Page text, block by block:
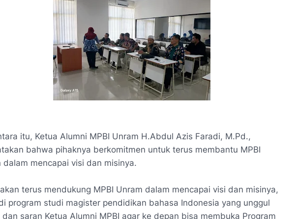
itu, Ketua Alumni MPBI Unram H.Abdul Azis Faradi, M.Pd.,
bahwa pihaknya berkomitmen untuk terus membantu MPBI
dalam mencapai visi dan misinya.
terus mendukung MPBI Unram dalam mencapai visi dan misinya,
program studi magister pendidikan bahasa Indonesia yang unggul
dan saran Ketua Alumni MPBI agar ke depan bisa membuka Program